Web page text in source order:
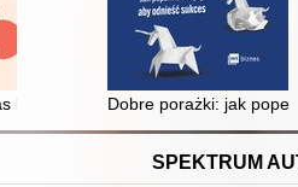
i żyć po swojemu
blokuje w osiągnięciu dobrych
Dobre porażki: jak
SPEKTRUM